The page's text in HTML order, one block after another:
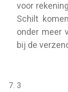
voor
Schilt
onder meer
bij de
3